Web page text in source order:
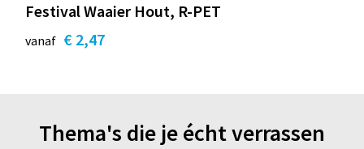
Festival Waaier Hout, R-PET
vanaf € 2,47
Thema's die je écht verrassen